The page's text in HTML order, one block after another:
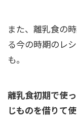
また、離乳食の
る今の時期のレ
も。
離乳食初期で使
じものを借りて